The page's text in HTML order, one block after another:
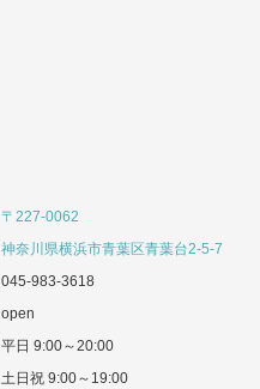
〒227-0062
神奈川県横浜市青葉区青葉台2-5-7
045-983-3618
open
平日 9:00～20:00
土日祝 9:00～19:00